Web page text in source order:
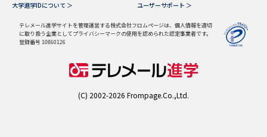
オープンキャンパスなどを調べる
大学進学IDについて ＞
ユーザーサポート ＞
テレメール進学サイトを管理運営する株式会社フロムページは、個人情報を適切
に取り扱う企業としてプライバシーマークの使用を認められた認定事業者です。
登録番号 10860126
(C) 2002-2026 Frompage.Co.,Ltd.